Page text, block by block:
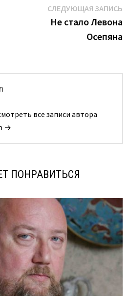
СЛЕДУЮЩАЯ ЗАПИСЬ
Не стало Левона
Осепяна
все записи автора
→
ПОНРАВИТЬСЯ